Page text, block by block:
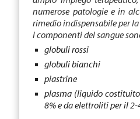
numerose patologie e in
rimedio indispensabile per
I componenti del sangue
globuli rossi
globuli bianchi
piastrine
plasma (liquido
8% e da elettroliti per il 2-